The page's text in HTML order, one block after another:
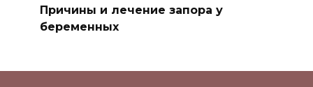
Причины и лечение запора у
беременных